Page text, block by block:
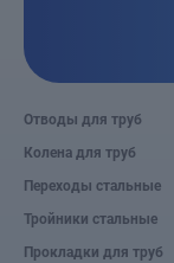
Отводы для труб
Колена для труб
Переходы стальные
Тройники стальные
Прокладки для труб